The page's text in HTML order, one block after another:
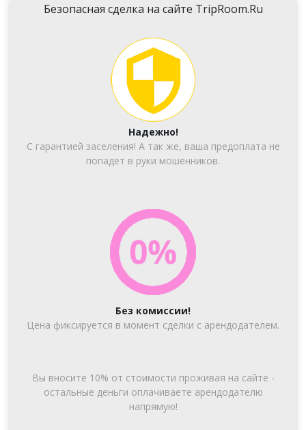
Безопасная сделка на сайте TripRoom.Ru
Надежно!
С гарантией заселения! А так же, ваша предоплата не
попадет в руки мошенников.
Без комиссии!
Цена фиксируется в момент сделки с арендодателем.
Вы вносите 10% от стоимости проживая на сайте -
остальные деньги оплачиваете арендодателю
напрямую!